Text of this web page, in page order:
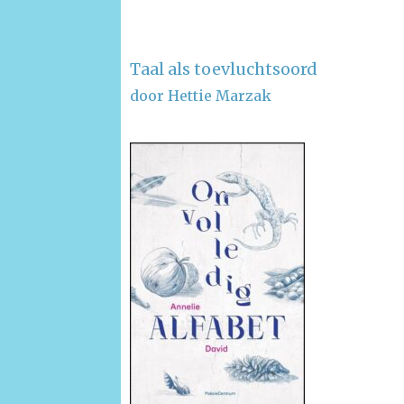
Taal als toevluchtsoord
door Hettie Marzak